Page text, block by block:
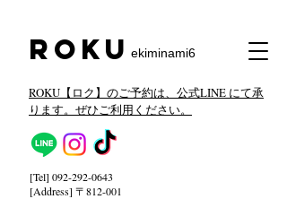
​Roku ekiminami6
[Tel] 092-292-0643
[Address] 〒812-001
ROKU【ロク】のご予約は、公式LINE にて承
ります。ぜひご利用ください。